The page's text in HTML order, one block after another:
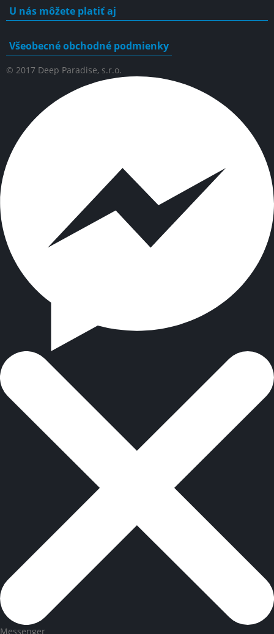
U nás môžete platiť aj
Všeobecné obchodné podmienky
© 2017 Deep Paradise, s.r.o.
Messenger